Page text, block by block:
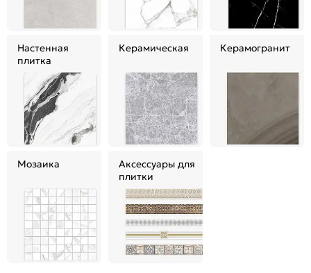
Настенная
плитка
Керамическая Керамогранит
Мозаика
Аксессуары для
плитки